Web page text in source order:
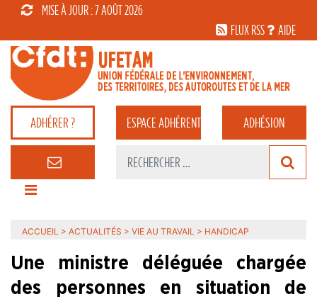
MISE À JOUR : 7 AOÛT 2026
FLUX RSS
AIDE
ADHÉRER ? ESPACEADHÉRENT ADHÉSION
ACCUEIL > ACTUALITÉS > VIE AU TRAVAIL > HANDICAP
Une ministre déléguée chargée
des personnes en situation de